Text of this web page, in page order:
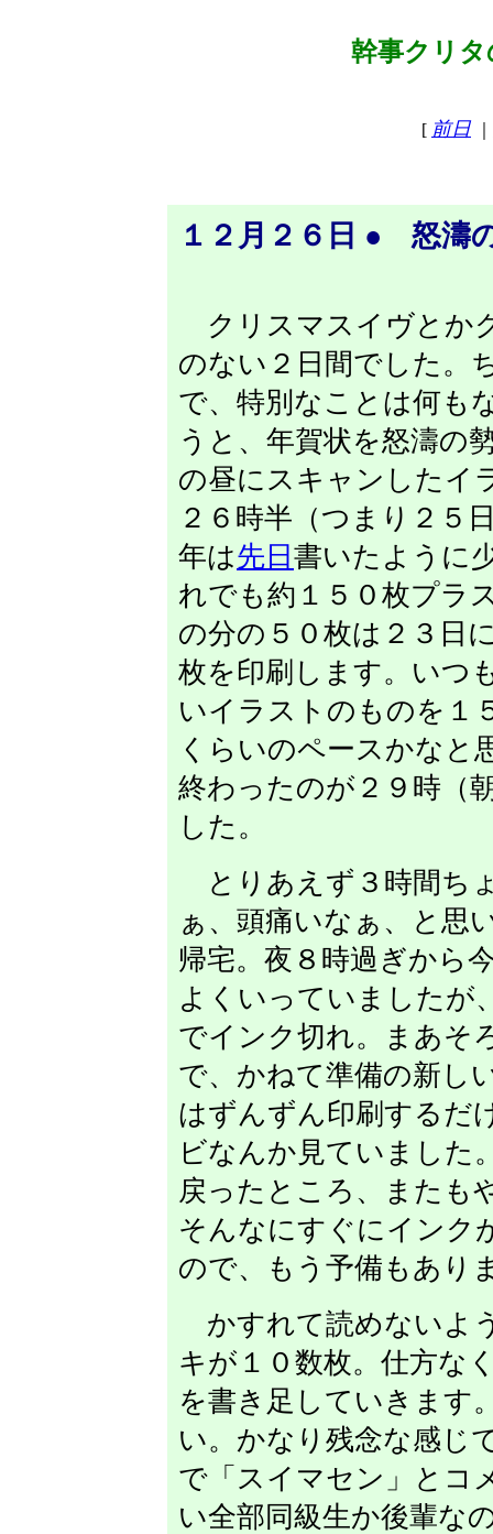
幹事クリタ
[ 前日
１２月２６日 ● 怒濤
クリスマスイヴとか
のない２日間でした。
で、特別なことは何も
うと、年賀状を怒濤の
の昼にスキャンしたイ
２６時半（つまり２５
年は先日 書いたように
れでも約１５０枚プラ
の分の５０枚は２３日
枚を印刷します。いつ
いイラストのものを１
くらいのペースかなと
終わったのが２９時（
した。
とりあえず３時間ち
ぁ、頭痛いなぁ、と思
帰宅。夜８時過ぎから
よくいっていましたが
でインク切れ。まあそ
で、かねて準備の新し
はずんずん印刷するだ
ビなんか見ていました
戻ったところ、またも
そんなにすぐにインク
ので、もう予備もあり
かすれて読めないよ
キが１０数枚。仕方な
を書き足していきます
い。かなり残念な感じ
で「スイマセン」とコ
い全部同級生か後輩な